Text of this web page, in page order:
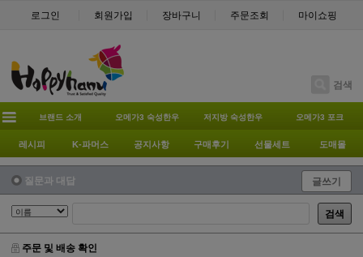
로그인 회원가입 장바구니 주문조회 마이쇼핑
검색
브랜드 소개 오메가3 숙성한우 저지방 숙성한우 오메가3 포크
레시피 K-파머스 공지사항 구매후기 선물세트 도매몰
질문과 대답 글쓰기
검색
주문 및 배송 확인